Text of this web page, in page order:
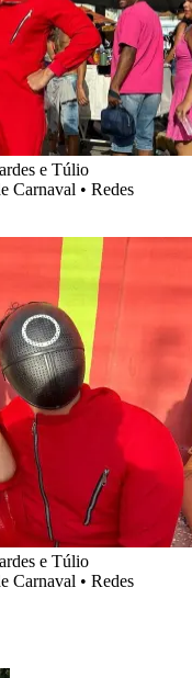
e Túlio
Carnaval • Redes
e Túlio
Carnaval • Redes